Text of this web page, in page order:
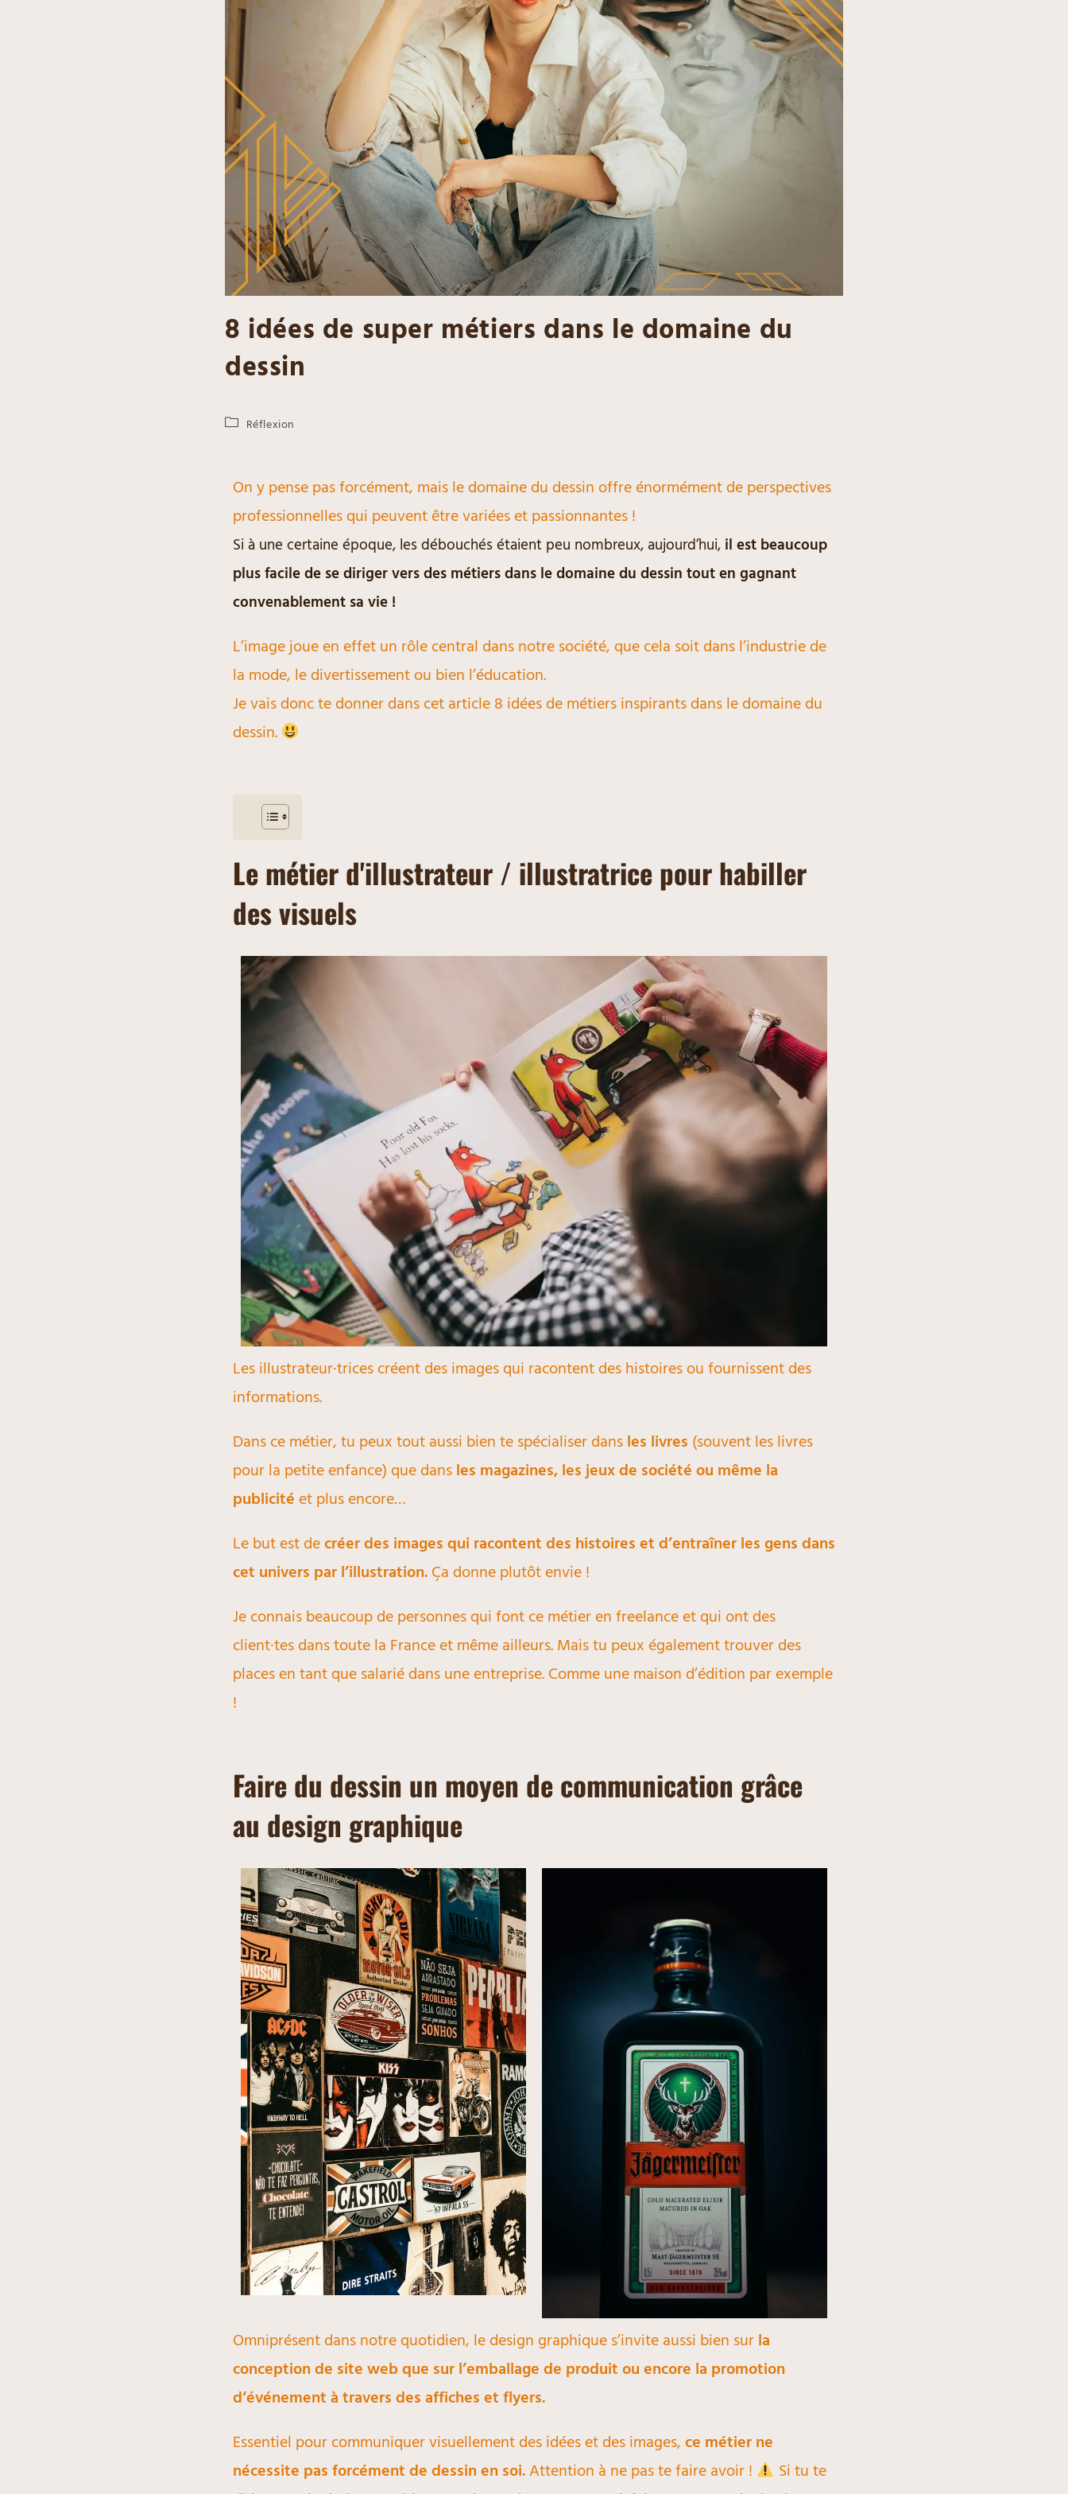
8 idées de super métiers dans le domaine du
dessin
Réflexion
On y pense pas forcément, mais le domaine du dessin offre énormément de perspectives
professionnelles qui peuvent être variées et passionnantes !
Si à une certaine époque, les débouchés étaient peu nombreux, aujourd’hui, il est beaucoup
plus facile de se diriger vers des métiers dans le domaine du dessin tout en gagnant
convenablement sa vie !
L’image joue en effet un rôle central dans notre société, que cela soit dans l’industrie de
la mode, le divertissement ou bien l’éducation.
Je vais donc te donner dans cet article 8 idées de métiers inspirants dans le domaine du
dessin.
Le métier d'illustrateur / illustratrice pour habiller
des visuels
Les illustrateur·trices créent des images qui racontent des histoires ou fournissent des
informations.
Dans ce métier, tu peux tout aussi bien te spécialiser dans les livres (souvent les livres
pour la petite enfance) que dans les magazines, les jeux de société ou même la
publicité et plus encore…
Le but est decréer des images qui racontent des histoires et d’entraîner les gens dans
cet univers par l’illustration. Ça donne plutôt envie !
Je connais beaucoup de personnes qui font ce métier en freelance et qui ont des
client·tes dans toute la France et même ailleurs. Mais tu peux également trouver des
places en tant que salarié dans une entreprise. Comme une maison d’édition par exemple
!
Faire du dessin un moyen de communication grâce
au design graphique
Omniprésent dans notre quotidien, le design graphique s’invite aussi bien sur la
conception de site web que sur l’emballage de produit ou encore la promotion
d‘événement à travers des affiches et flyers.
Essentiel pour communiquer visuellement des idées et des images, ce métier ne
nécessite pas forcément de dessin en soi.Attention à ne pas te faire avoir !
Si tu te